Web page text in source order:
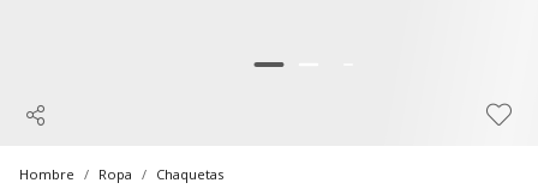
Hombre Ropa Chaquetas